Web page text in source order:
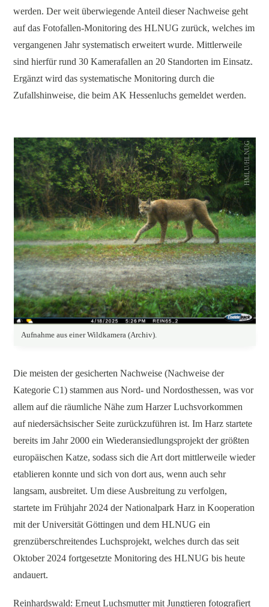
werden. Der weit überwiegende Anteil dieser Nachweise geht
auf das Fotofallen-Monitoring des HLNUG zurück, welches im
vergangenen Jahr systematisch erweitert wurde. Mittlerweile
sind hierfür rund 30 Kamerafallen an 20 Standorten im Einsatz.
Ergänzt wird das systematische Monitoring durch die
Zufallshinweise, die beim AK Hessenluchs gemeldet werden.
Aufnahme aus einer Wildkamera (Archiv).
HMLU/HLNUG
Die meisten der gesicherten Nachweise (Nachweise der
Kategorie C1) stammen aus Nord- und Nordosthessen, was vor
allem auf die räumliche Nähe zum Harzer Luchsvorkommen
auf niedersächsischer Seite zurückzuführen ist. Im Harz startete
bereits im Jahr 2000 ein Wiederansiedlungsprojekt der größten
europäischen Katze, sodass sich die Art dort mittlerweile wieder
etablieren konnte und sich von dort aus, wenn auch sehr
langsam, ausbreitet. Um diese Ausbreitung zu verfolgen,
startete im Frühjahr 2024 der Nationalpark Harz in Kooperation
mit der Universität Göttingen und dem HLNUG ein
grenzüberschreitendes Luchsprojekt, welches durch das seit
Oktober 2024 fortgesetzte Monitoring des HLNUG bis heute
andauert.
Reinhardswald: Erneut Luchsmutter mit Jungtieren fotografiert